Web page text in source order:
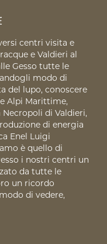
centri visita e
e Valdieri al
Gesso tutte le
modo di
del lupo, conoscere
Alpi Marittime,
di Valdieri,
di energia
Enel Luigi
è quello di
i nostri centri un
da tutte le
un ricordo
di vedere,